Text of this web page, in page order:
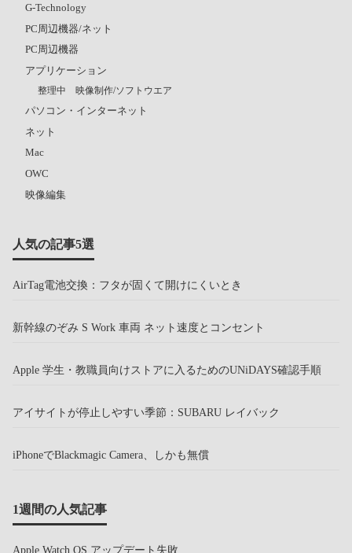
G-Technology
PC周辺機器/ネット
PC周辺機器
アプリケーション
整理中 映像制作/ソフトウエア
パソコン・インターネット
ネット
Mac
OWC
映像編集
人気の記事5選
AirTag電池交換：フタが固くて開けにくいとき
新幹線のぞみ S Work 車両 ネット速度とコンセント
Apple 学生・教職員向けストアに入るためのUNiDAYS確認手順
アイサイトが停止しやすい季節：SUBARU レイバック
iPhoneでBlackmagic Camera、しかも無償
1週間の人気記事
Apple Watch OS アップデート失敗